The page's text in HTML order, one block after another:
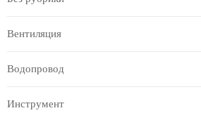
Вентиляция
Водопровод
Инструмент